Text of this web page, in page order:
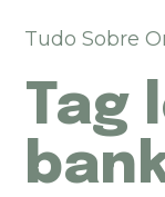
u
a
p
Tudo Sobre
Tag